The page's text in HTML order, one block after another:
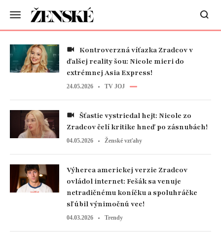
ďalšej reality šou: Nicole mieri do
extrémnej Asia Express!
24.05.2026 TV JOJ
Zradcov čelí kritike hneď po zásnubách!
04.05.2026 Ženské vzťahy
Výherca americkej verzie Zradcov
ovládol internet: Fešák sa venuje
netradičnému koníčku a spoluhráčke
sľúbil výnimočnú vec!
04.03.2026 Trendy